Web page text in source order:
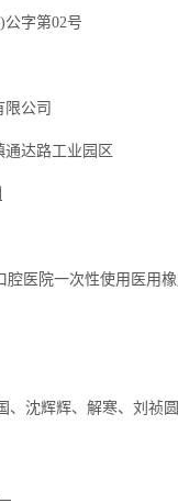
公字第02号
公司
达路工业园区
医院一次性使用医用
、沈辉辉、解寒、刘祯圆